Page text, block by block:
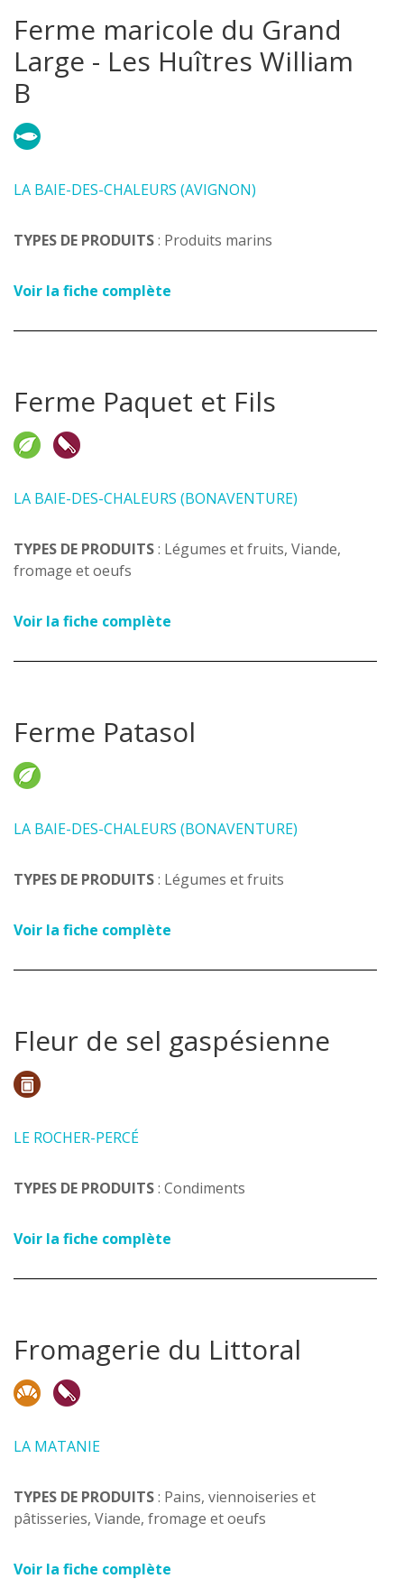
Ferme maricole du Grand
Large - Les Huîtres William
B
LA BAIE-DES-CHALEURS (AVIGNON)
TYPES DE PRODUITS: Produits marins
Voir la fiche complète
Ferme Paquet et Fils
LA BAIE-DES-CHALEURS (BONAVENTURE)
TYPES DE PRODUITS: Légumes et fruits, Viande,
fromage et oeufs
Voir la fiche complète
Ferme Patasol
LA BAIE-DES-CHALEURS (BONAVENTURE)
TYPES DE PRODUITS: Légumes et fruits
Voir la fiche complète
Fleur de sel gaspésienne
LE ROCHER-PERCÉ
TYPES DE PRODUITS: Condiments
Voir la fiche complète
Fromagerie du Littoral
LA MATANIE
TYPES DE PRODUITS: Pains, viennoiseries et
pâtisseries, Viande, fromage et oeufs
Voir la fiche complète